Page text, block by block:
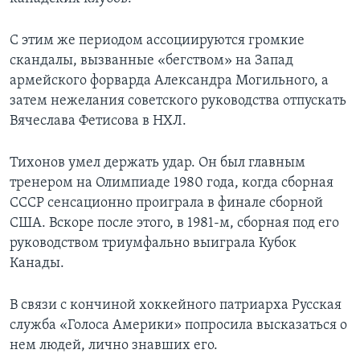
С этим же периодом ассоциируются громкие
скандалы, вызванные «бегством» на Запад
армейского форварда Александра Могильного, а
затем нежелания советского руководства отпускать
Вячеслава Фетисова в НХЛ.
Тихонов умел держать удар. Он был главным
тренером на Олимпиаде 1980 года, когда сборная
СССР сенсационно проиграла в финале сборной
США. Вскоре после этого, в 1981-м, сборная под его
руководством триумфально выиграла Кубок
Канады.
В связи с кончиной хоккейного патриарха Русская
служба «Голоса Америки» попросила высказаться о
нем людей, лично знавших его.